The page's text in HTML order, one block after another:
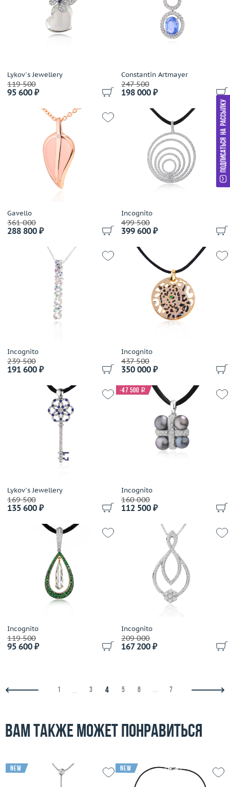
Lykov`s Jewellery
119 500
95 600 ₽
Constantin Artmayer
247 500
198 000 ₽
Gavello
361 000
288 800 ₽
Incognito
499 500
399 600 ₽
Incognito
239 500
191 600 ₽
Incognito
437 500
350 000 ₽
Lykov`s Jewellery
169 500
135 600 ₽
Incognito
160 000
112 500 ₽
-47 500 i
Incognito
119 500
95 600 ₽
Incognito
209 000
167 200 ₽
1 ... 3 4 5 6 ... 7
Вам также может понравиться
new new